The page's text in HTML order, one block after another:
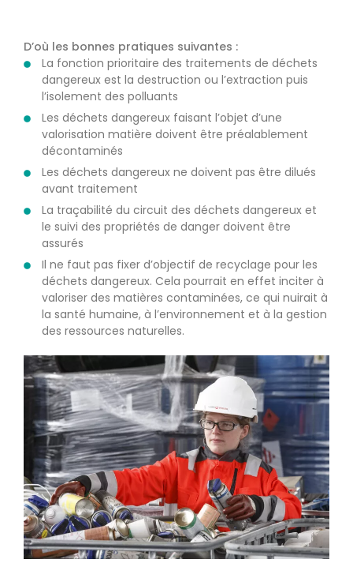
D’où les bonnes pratiques suivantes :
La fonction prioritaire des traitements de déchets
dangereux est la destruction ou l’extraction puis
l’isolement des polluants
Les déchets dangereux faisant l’objet d’une
valorisation matière doivent être préalablement
décontaminés
Les déchets dangereux ne doivent pas être dilués
avant traitement
La traçabilité du circuit des déchets dangereux et
le suivi des propriétés de danger doivent être
assurés
Il ne faut pas fixer d’objectif de recyclage pour les
déchets dangereux. Cela pourrait en effet inciter à
valoriser des matières contaminées, ce qui nuirait à
la santé humaine, à l’environnement et à la gestion
des ressources naturelles.